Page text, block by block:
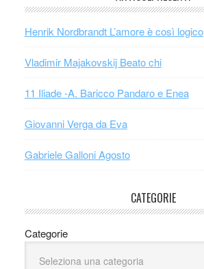
Henrik Nordbrandt L’amore è così logico
Vladimir Majakovskij Beato chi
11 Iliade -A. Baricco Pandaro e Enea
Giovanni Verga da Eva
Gabriele Galloni Agosto
CATEGORIE
Categorie